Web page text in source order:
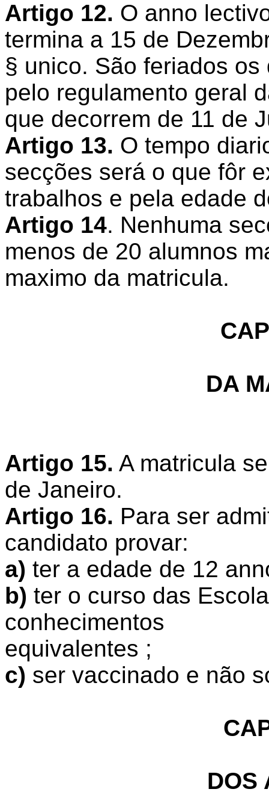
Artigo 12. O anno
termina a 15 de
§ unico. São feriados
pelo regulamento geral
que decorrem de 11 de
Artigo 13. O tempo
secções será o que fôr
trabalhos e pela edade
Artigo 14. Nenhuma
menos de 20 alumnos
maximo da matricula.
DA
Artigo 15. A matricula
de Janeiro.
Artigo 16. Para ser
candidato provar:
a) ter a edade de 12
b) ter o curso das
conhecimentos
equivalentes ;
c) ser vaccinado e não
DOS